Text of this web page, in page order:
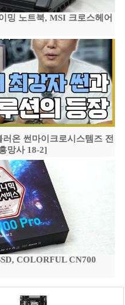
밍 노트북, MSI 크로스헤어
온 썬마이크로시스템즈 전
망사 18-2]
COLORFUL CN700